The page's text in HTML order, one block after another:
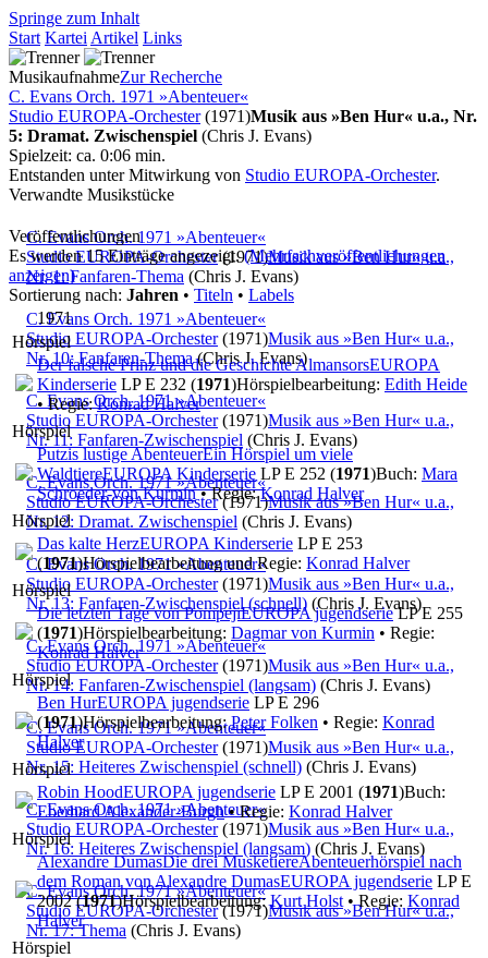
Springe zum Inhalt
Start Kartei Artikel Links
MusikaufnahmeZur Recherche
C. Evans Orch. 1971 »Abenteuer«
Studio EUROPA-Orchester(1971)Musik aus »Ben Hur« u.a., Nr.
5: Dramat. Zwischenspiel (Chris J. Evans)
Spielzeit: ca. 0:06 min.
Entstanden unter Mitwirkung von Studio EUROPA-Orchester.
Verwandte Musikstücke
C. Evans Orch. 1971 »Abenteuer«
Studio EUROPA-Orchester(1971)Musik aus »Ben Hur« u.a.,
Nr. 1: Fanfaren-Thema (Chris J. Evans)
C. Evans Orch. 1971 »Abenteuer«
Studio EUROPA-Orchester(1971)Musik aus »Ben Hur« u.a.,
Nr. 10: Fanfaren-Thema (Chris J. Evans)
C. Evans Orch. 1971 »Abenteuer«
Studio EUROPA-Orchester(1971)Musik aus »Ben Hur« u.a.,
Nr. 11: Fanfaren-Zwischenspiel (Chris J. Evans)
C. Evans Orch. 1971 »Abenteuer«
Studio EUROPA-Orchester(1971)Musik aus »Ben Hur« u.a.,
Nr. 12: Dramat. Zwischenspiel (Chris J. Evans)
C. Evans Orch. 1971 »Abenteuer«
Studio EUROPA-Orchester(1971)Musik aus »Ben Hur« u.a.,
Nr. 13: Fanfaren-Zwischenspiel (schnell) (Chris J. Evans)
C. Evans Orch. 1971 »Abenteuer«
Studio EUROPA-Orchester(1971)Musik aus »Ben Hur« u.a.,
Nr. 14: Fanfaren-Zwischenspiel (langsam) (Chris J. Evans)
C. Evans Orch. 1971 »Abenteuer«
Studio EUROPA-Orchester(1971)Musik aus »Ben Hur« u.a.,
Nr. 15: Heiteres Zwischenspiel (schnell) (Chris J. Evans)
C. Evans Orch. 1971 »Abenteuer«
Studio EUROPA-Orchester(1971)Musik aus »Ben Hur« u.a.,
Nr. 16: Heiteres Zwischenspiel (langsam) (Chris J. Evans)
C. Evans Orch. 1971 »Abenteuer«
Studio EUROPA-Orchester(1971)Musik aus »Ben Hur« u.a.,
Nr. 17: Thema (Chris J. Evans)
Veröffentlichungen
Es werden 15 Einträge angezeigt.(Mehrfachveröffentlichungen
anzeigen)
Sortierung nach: Jahren • Titeln • Labels
1971
Hörspiel
Der falsche Prinz und die Geschichte AlmansorsEUROPA
Kinderserie LP E 232 (1971)Hörspielbearbeitung: Edith Heide
• Regie:Konrad Halver
Hörspiel
Putzis lustige AbenteuerEin Hörspiel um viele
WaldtiereEUROPA Kinderserie LP E 252 (1971)Buch: Mara
Schroeder-von Kurmin• Regie:Konrad Halver
Hörspiel
Das kalte HerzEUROPA Kinderserie LP E 253
(1971)Hörspielbearbeitung und Regie: Konrad Halver
Hörspiel
Die letzten Tage von PompejiEUROPA jugendserieLP E 255
(1971)Hörspielbearbeitung: Dagmar von Kurmin • Regie:
Konrad Halver
Hörspiel
Ben HurEUROPA jugendserie LP E 296
(1971)Hörspielbearbeitung:Peter Folken • Regie: Konrad
Halver
Hörspiel
Robin HoodEUROPA jugendserie LP E 2001 (1971)Buch:
Eberhard Alexander-Burgh• Regie: Konrad Halver
Hörspiel
Alexandre DumasDie drei MusketiereAbenteuerhörspiel nach
dem Roman von Alexandre DumasEUROPA jugendserie LP E
2002 (1971)Hörspielbearbeitung:Kurt Holst • Regie: Konrad
Halver
Hörspiel